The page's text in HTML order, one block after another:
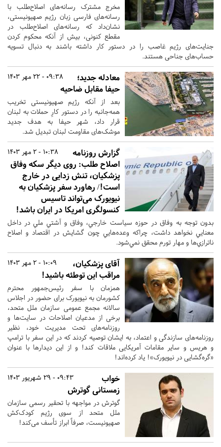
مخرج مشترک رسانه‌های اصلاح‌طلب با
رسانه‌های فارسی زبان رژیم صهیونیستی،
نشان‌داد که رسانه‌های اصلاح‌طلب در
مقطع کنونی، بیش از آنکه محکوم کردن
جنایت‌های رژیم غاصب را در دستور کار داشته باشند به دنبال تسویه
حساب‌های جناحی هستند.
09:38 - 22 مهر 1403
معادله جدید؛
حیفا مقابل ضاحیه
بعد از آنکه رژیم صهیونیستی تخریب
همه‌جانبه را در دستور کارِ حملات به لبنان
قرار داد، شهر حیفا به هدف جدید
موشک‌های مقاومت لبنان تبدیل شد.
10:38 - 2 مهر 1403
گزارش روزنامه
اصلاح طلب: روی دیگر سکه وفاق
پزشکیان، تنش زدایی در خارج
است!/ رهاورد سفر پزشكيان به
نیویورک می‌تواند تاسيس
كنسولگری امريكا در ايران باشد!
بدون توجه به وفاق در حوزه سياست خارجي، وفاق و آشتي ملي در داخل
معنايي نخواهد داشت، چراكه وعده‌هايي چون گشايش در اقتصاد و اصلاح
ناترازي‌ها و مهار تورم محقق نمي‌شود.
10:09 - 2 مهر 1403
آقای پزشکیان،
مراقب این توطئه باشید!
همزمان با سفر رئیس‌جمهور محترم
کشورمان به نیویورک برای حضور در اجلاس
سالانه مجمع عمومی سازمان ملل متحد،
برخی از مدعیان اصلاحات در سایت‌ها و
روزنامه‌های تحت مدیریت خود، نظیر
روزنامه‌های سازندگی و اعتماد، به ایشان توصیه کردند که در این سفر با ترامپ
و هریس و سایر مقامات آمریکایی ملاقات کند! و از این دیدارها با عنوان
«‌گره‌گشایی در نیویورک‌»! یاد کرده‌اند!
09:43 - 29 شهریور 1403
خواب
زمستانی گوترش
گوترش در مواجهه با تحقیر رسمی سازمان
ملل متحد از سوی رژیم کودک‌کش
صهیونیست، صرفاً ابراز تأسف می‌کند!